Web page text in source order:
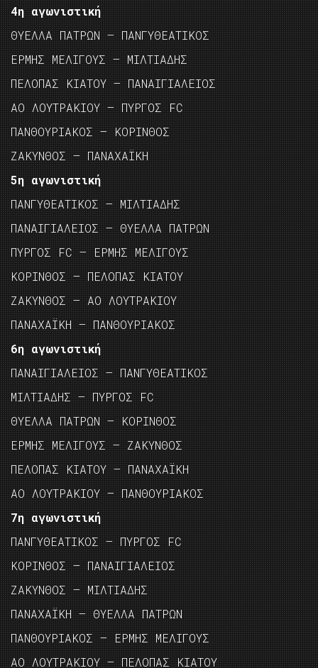
4η αγωνιστική
ΘΥΕΛΛΑ ΠΑΤΡΩΝ – ΠΑΝΓΥΘΕΑΤΙΚΟΣ
ΕΡΜΗΣ ΜΕΛΙΓΟΥΣ – ΜΙΛΤΙΑΔΗΣ
ΠΕΛΟΠΑΣ ΚΙΑΤΟΥ – ΠΑΝΑΙΓΙΑΛΕΙΟΣ
ΑΟ ΛΟΥΤΡΑΚΙΟΥ – ΠΥΡΓΟΣ FC
ΠΑΝΘΟΥΡΙΑΚΟΣ – ΚΟΡΙΝΘΟΣ
ΖΑΚΥΝΘΟΣ – ΠΑΝΑΧΑΪΚΗ
5η αγωνιστική
ΠΑΝΓΥΘΕΑΤΙΚΟΣ – ΜΙΛΤΙΑΔΗΣ
ΠΑΝΑΙΓΙΑΛΕΙΟΣ – ΘΥΕΛΛΑ ΠΑΤΡΩΝ
ΠΥΡΓΟΣ FC – ΕΡΜΗΣ ΜΕΛΙΓΟΥΣ
ΚΟΡΙΝΘΟΣ – ΠΕΛΟΠΑΣ ΚΙΑΤΟΥ
ΖΑΚΥΝΘΟΣ – ΑΟ ΛΟΥΤΡΑΚΙΟΥ
ΠΑΝΑΧΑΪΚΗ – ΠΑΝΘΟΥΡΙΑΚΟΣ
6η αγωνιστική
ΠΑΝΑΙΓΙΑΛΕΙΟΣ – ΠΑΝΓΥΘΕΑΤΙΚΟΣ
ΜΙΛΤΙΑΔΗΣ – ΠΥΡΓΟΣ FC
ΘΥΕΛΛΑ ΠΑΤΡΩΝ – ΚΟΡΙΝΘΟΣ
ΕΡΜΗΣ ΜΕΛΙΓΟΥΣ – ΖΑΚΥΝΘΟΣ
ΠΕΛΟΠΑΣ ΚΙΑΤΟΥ – ΠΑΝΑΧΑΪΚΗ
ΑΟ ΛΟΥΤΡΑΚΙΟΥ – ΠΑΝΘΟΥΡΙΑΚΟΣ
7η αγωνιστική
ΠΑΝΓΥΘΕΑΤΙΚΟΣ – ΠΥΡΓΟΣ FC
ΚΟΡΙΝΘΟΣ – ΠΑΝΑΙΓΙΑΛΕΙΟΣ
ΖΑΚΥΝΘΟΣ – ΜΙΛΤΙΑΔΗΣ
ΠΑΝΑΧΑΪΚΗ – ΘΥΕΛΛΑ ΠΑΤΡΩΝ
ΠΑΝΘΟΥΡΙΑΚΟΣ – ΕΡΜΗΣ ΜΕΛΙΓΟΥΣ
ΑΟ ΛΟΥΤΡΑΚΙΟΥ – ΠΕΛΟΠΑΣ ΚΙΑΤΟΥ